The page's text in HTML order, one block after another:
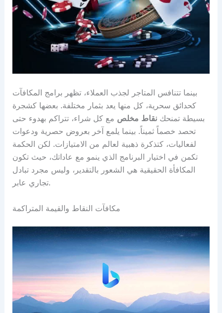
بينما تتنافس المتاجر لجذب العملاء، تظهر برامج المكافآت
كحدائق سحرية، كل منها يعد بثمار مختلفة. بعضها كشجرة
بسيطة تمنحكنقاط مخلص مع كل شراء، تتراكم بهدوء حتى
تحصد خصماً ثميناً. بينما يلمع آخر بعروض حصرية ودعوات
لفعاليات، كتذكرة ذهبية لعالم من الامتيازات. لكن الحكمة
تكمن في اختيار البرنامج الذي ينمو مع عاداتك، حيث تكون
المكافأة الحقيقية هي الشعور بالتقدير، وليس مجرد تبادل
تجاري عابر.
مكافآت النقاط والقيمة المتراكمة